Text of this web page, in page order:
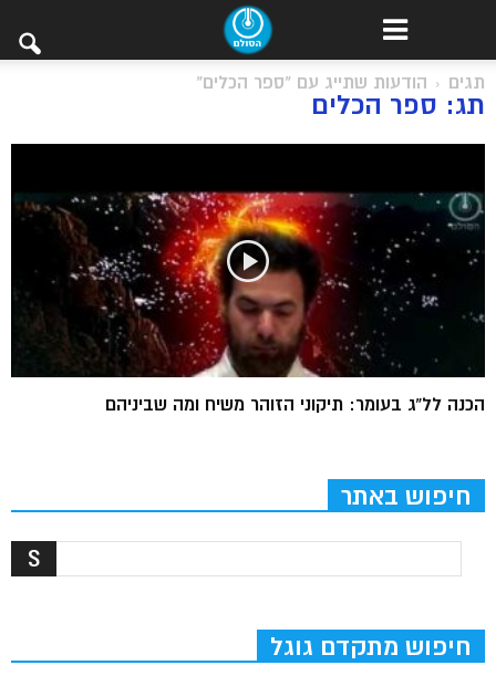
תגים הודעות שתייג עם "ספר הכלים"
תג: ספר הכלים
הכנה לל”ג בעומר: תיקוני הזוהר משיח ומה שביניהם
חיפוש באתר
חיפוש מתקדם גוגל